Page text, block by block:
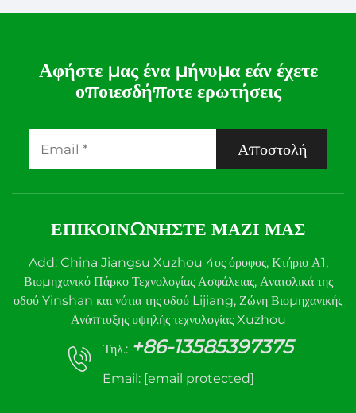
Αφήστε μας ένα μήνυμα εάν έχετε
οποιεσδήποτε ερωτήσεις
Αποστολή
ΕΠΙΚΟΙΝΩΝΉΣΤΕ ΜΑΖΊ ΜΑΣ
Add: China Jiangsu Xuzhou 4ος όροφος, Κτήριο Α1,
Βιομηχανικό Πάρκο Τεχνολογίας Ασφάλειας, Ανατολικά της
οδού Yinshan και νότια της οδού Lijiang, Ζώνη Βιομηχανικής
Ανάπτυξης υψηλής τεχνολογίας Xuzhou
Τηλ.: +86-13585397375
Email: [email protected]